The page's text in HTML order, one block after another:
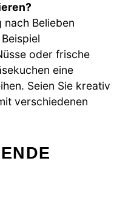
nach Belieben
oder frische
eine
Seien Sie kreativ
verschiedenen
G